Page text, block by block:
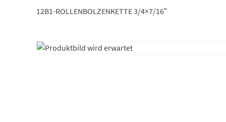
12B1-ROLLENBOLZENKETTE 3/4×7/16″